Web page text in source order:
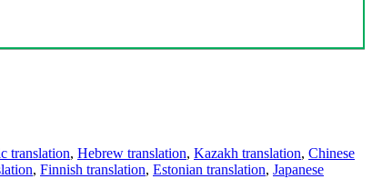
translation, Hebrew translation, Kazakh translation, Chinese
, Finnish translation, Estonian translation, Japanese